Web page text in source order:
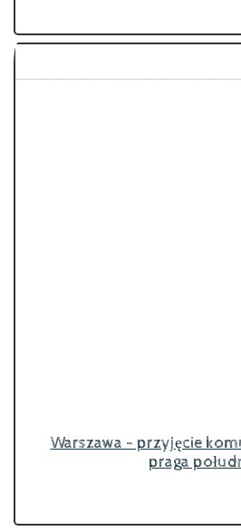
Warszawa - przyjęcie
praga